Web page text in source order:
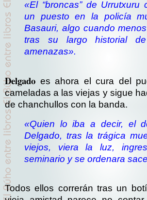
«El “broncas” de Urrutxuru
un puesto en la policía
Basauri, algo cuando
tras su largo historial
amenazas».
Delgado es ahora el cura del
cameladas a las viejas y sigue
de chanchullos con la banda.
«Quien lo iba a decir, el
Delgado, tras la trágica
viejos, viera la luz,
seminario y se ordenara
Todos ellos correrán tras un